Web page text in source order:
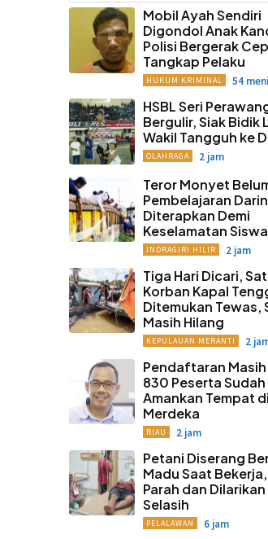
Mobil Ayah Sendiri
Digondol Anak
Polisi Bergerak
Tangkap Pelaku
HUKUM KRIMINAL 54
HSBL Seri
Bergulir, Siak Bidik
Wakil Tangguh ke
OLAHRAGA 2 jam
Teror Monyet
Pembelajaran
Diterapkan Demi
Keselamatan Siswa
INDRAGIRI HILIR 2 jam
Tiga Hari Dicari,
Korban Kapal
Ditemukan Tewas,
Masih Hilang
KEPULAUAN MERANTI 2
Pendaftaran
830 Peserta Sudah
Amankan Tempat
Merdeka
RIAU 2 jam
Petani Diserang
Madu Saat
Parah dan Dilarikan
Selasih
PELALAWAN 6 jam